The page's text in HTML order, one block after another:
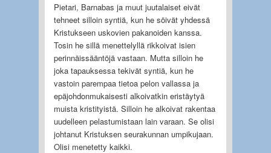
Pietari, Barnabas ja muut juutalaiset eivät
tehneet silloin syntiä, kun he söivät yhdessä
Kristukseen uskovien pakanoiden kanssa.
Tosin he sillä menettelyllä rikkoivat isien
perinnäissääntöjä vastaan. Mutta silloin he
joka tapauksessa tekivät syntiä, kun he
vastoin parempaa tietoa pelon vallassa ja
epäjohdonmukaisesti alkoivatkin eristäytyä
muista kristityistä. Silloin he alkoivat rakentaa
uudelleen pelastumistaan lain varaan. Se olisi
johtanut Kristuksen seurakunnan umpikujaan.
Olisi menetetty kaikki.